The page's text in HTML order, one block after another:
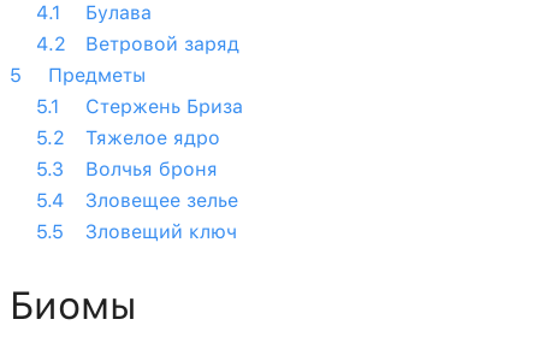
Булава
Ветровой заряд
Предметы
Стержень Бриза
Тяжелое ядро
Волчья броня
Зловещее зелье
Зловещий ключ
Биомы